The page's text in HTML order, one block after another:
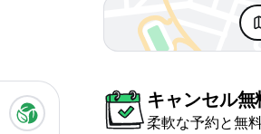
キャンセル無
柔軟な予約と無